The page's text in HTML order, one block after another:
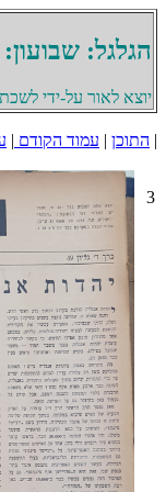
הגלגל:
יוצא לאור על-ידי
| התוכן | עמוד הקודם |
3